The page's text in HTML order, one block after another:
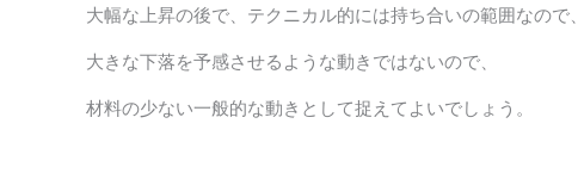
大幅な上昇の後で、テクニカル的には持ち合いの範囲なので、
大きな下落を予感させるような動きではないので、
材料の少ない一般的な動きとして捉えてよいでしょう。